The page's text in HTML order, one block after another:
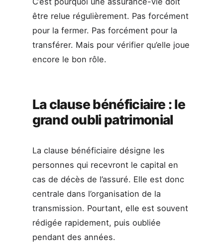
être relue régulièrement. Pas forcément
pour la fermer. Pas forcément pour la
transférer. Mais pour vérifier qu’elle joue
encore le bon rôle.
La clause bénéficiaire : le
grand oubli patrimonial
La clause bénéficiaire désigne les
personnes qui recevront le capital en
cas de décès de l’assuré. Elle est donc
centrale dans l’organisation de la
transmission. Pourtant, elle est souvent
rédigée rapidement, puis oubliée
pendant des années.